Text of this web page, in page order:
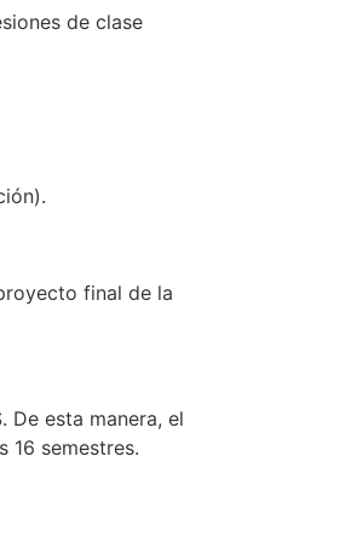
de clase
final de la
De esta manera, el
16 semestres.